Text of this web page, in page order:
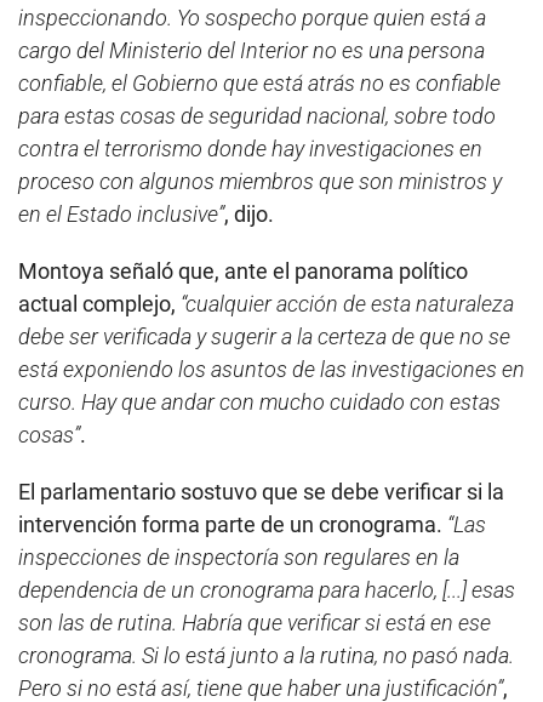
inspeccionando. Yo sospecho porque quien está a
cargo del Ministerio del Interior no es una persona
confiable, el Gobierno que está atrás no es confiable
para estas cosas de seguridad nacional, sobre todo
contra el terrorismo donde hay investigaciones en
proceso con algunos miembros que son ministros y
en el Estado inclusive”, dijo.
Montoya señaló que, ante el panorama político
actual complejo, “cualquier acción de esta naturaleza
debe ser verificada y sugerir a la certeza de que no se
está exponiendo los asuntos de las investigaciones en
curso. Hay que andar con mucho cuidado con estas
cosas”.
El parlamentario sostuvo que se debe verificar si la
intervención forma parte de un cronograma. “Las
inspecciones de inspectoría son regulares en la
dependencia de un cronograma para hacerlo, [...] esas
son las de rutina. Habría que verificar si está en ese
cronograma. Si lo está junto a la rutina, no pasó nada.
Pero si no está así, tiene que haber una justificación”,